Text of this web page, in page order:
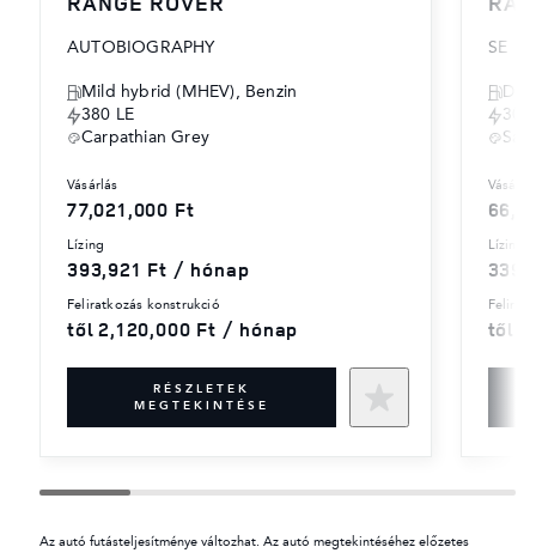
AUTOBIOGRAPHY
Mild hybrid (MHEV), Benzin
380 LE
Carpathian Grey
vásárlás
77,021,000 Ft
lízing
393,921 Ft / hónap
feliratkozás konstrukció
től 2,120,000 Ft / hónap
RÉSZLETEK
MEGTEKINTÉSE
SE
300
lízing
től
Az autó futásteljesítménye változhat. Az autó megtekintéséhez előzetes